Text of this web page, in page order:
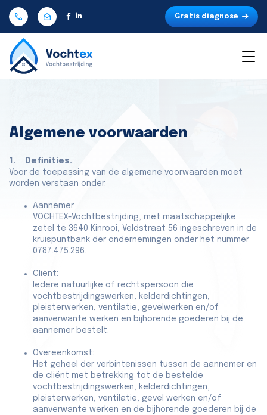
Gratis diagnose
Algemene voorwaarden
1. Definities.
Voor de toepassing van de algemene voorwaarden moet
worden verstaan onder:
Aannemer:
VOCHTEX-Vochtbestrijding, met maatschappelijke
zetel te 3640 Kinrooi, Veldstraat 56 ingeschreven in de
kruispuntbank der ondernemingen onder het nummer
0787.475.296.
Cliënt:
Iedere natuurlijke of rechtspersoon die
vochtbestrijdingswerken, kelderdichtingen,
pleisterwerken, ventilatie, gevelwerken en/of
aanverwante werken en bijhorende goederen bij de
aannemer bestelt.
Overeenkomst:
Het geheel der verbintenissen tussen de aannemer en
de cliënt met betrekking tot de bestelde
vochtbestrijdingswerken, kelderdichtingen,
pleisterwerken, ventilatie, gevel werken en/of
aanverwante werken en de bijhorende goederen bij de